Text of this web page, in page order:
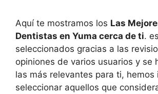
Aquí te mostramos los Las
Dentistas en Yuma cerca de ti.
seleccionados gracias a las
opiniones de varios usuarios y se
las más relevantes para ti,
seleccionar aquellos que